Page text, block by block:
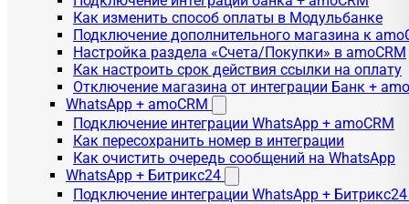
Как изменить способ оплаты в Модульбанке
Подключение дополнительного магазина к
Настройка раздела «Счета/Покупки» в amoCRM
Как настроить срок действия ссылки на оплату
Отключение магазина от интеграции Банк +
WhatsApp + amoCRM
Подключение интеграции WhatsApp + amoCRM
Как пересохранить номер в интеграции
Как очистить очередь сообщений на WhatsApp
WhatsApp + Битрикс24
Подключение интеграции WhatsApp + Битрикс24